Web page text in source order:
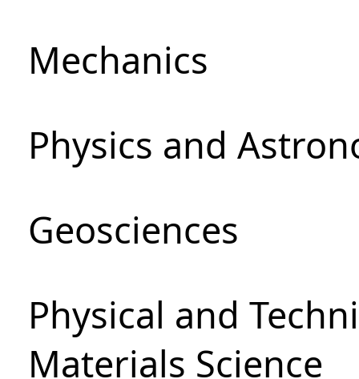
Mechanics
Physics and
Geosciences
Physical and
Materials Science